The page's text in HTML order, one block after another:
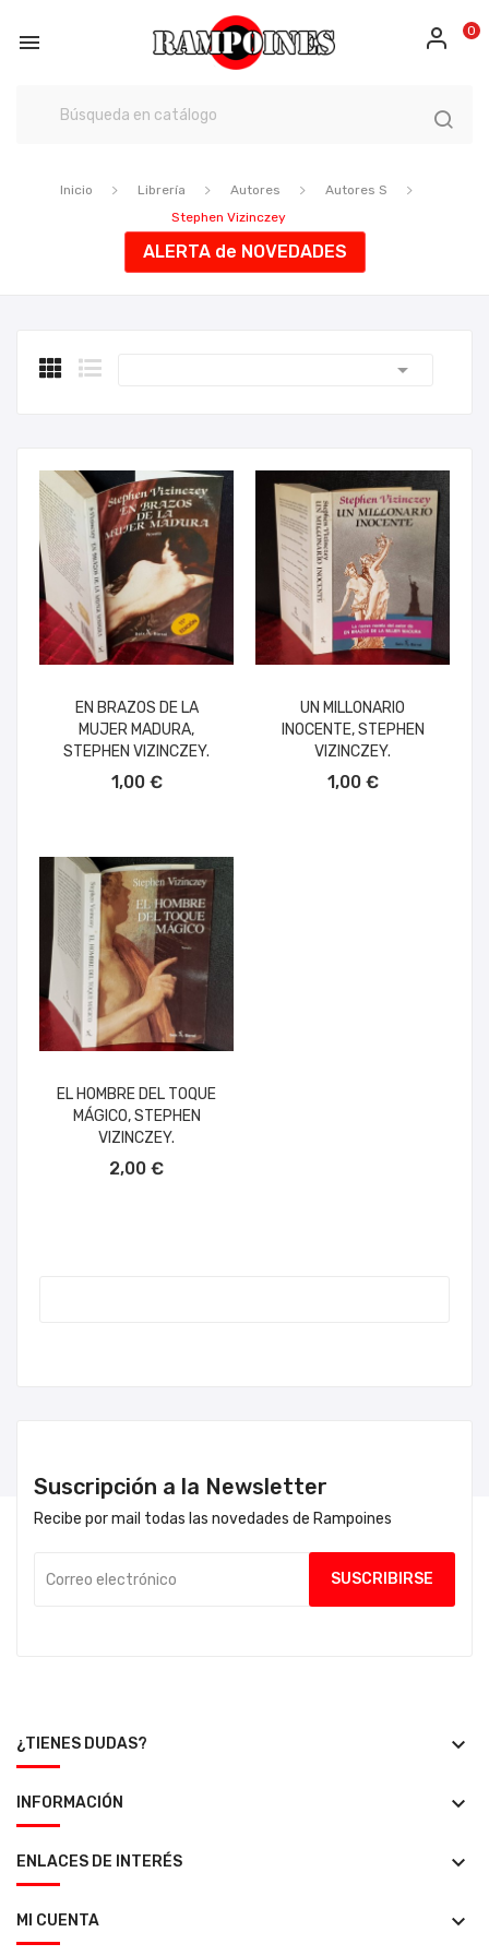
 0
Inicio Librería Autores
Autores S
Stephen Vizinczey
ALERTA de NOVEDADES

EN BRAZOS DE LA
MUJER MADURA,
STEPHEN VIZINCZEY.
1,00 €
UN MILLONARIO
INOCENTE, STEPHEN
VIZINCZEY.
1,00 €
EL HOMBRE DEL TOQUE
MÁGICO, STEPHEN
VIZINCZEY.
2,00 €
Suscripción a la Newsletter
Recibe por mail todas las novedades de Rampoines
¿TIENES DUDAS? keyboard_arrow_down
INFORMACIÓN keyboard_arrow_down
ENLACES DE INTERÉS keyboard_arrow_down
MI CUENTA keyboard_arrow_down